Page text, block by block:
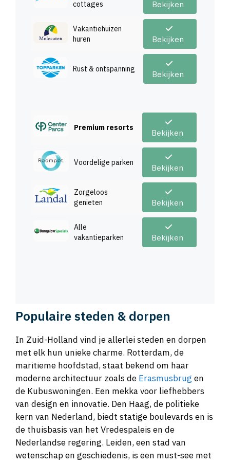
cottages
Bekijken
Vakantiehuizen
huren
Bekijken
Rust & ontspanning
Bekijken
Premium resorts
Bekijken
Voordelige parken
Bekijken
Zorgeloos
genieten
Bekijken
Alle
vakantieparken
Bekijken
Populaire steden & dorpen
In Zuid-Holland vind je allerlei steden en dorpen
met elk hun unieke charme. Rotterdam, de
maritieme hoofdstad, staat bekend om haar
moderne architectuur zoals de Erasmusbrug en
de Kubuswoningen. Een mekka voor liefhebbers
van design en innovatie. Den Haag, de politieke
kern van Nederland, biedt statige boulevards en is
de thuisbasis van het Vredespaleis en de
Nederlandse regering. Leiden, een stad van
wetenschap en geschiedenis, is een must-see met